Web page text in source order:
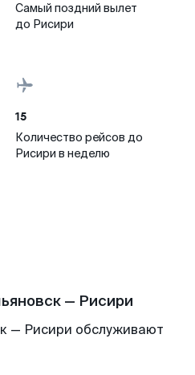
Самый поздний вылет
до Рисири
15
Количество рейсов до
Рисири в неделю
— Рисири
— Рисири обслуживают